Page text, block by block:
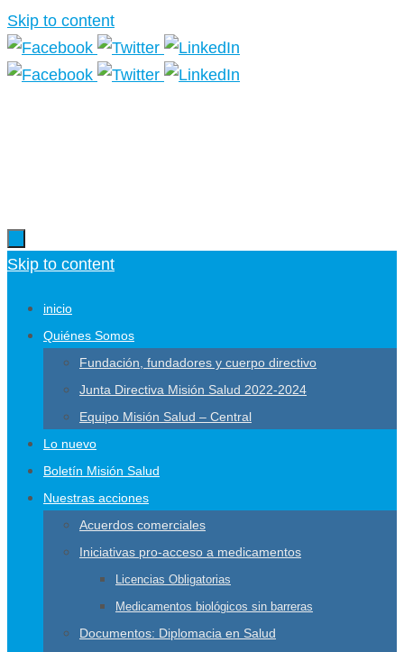
Skip to content
Skip to content
inicio
Quiénes Somos
Fundación, fundadores y cuerpo directivo
Junta Directiva Misión Salud 2022-2024
Equipo Misión Salud – Central
Lo nuevo
Boletín Misión Salud
Nuestras acciones
Acuerdos comerciales
Iniciativas pro-acceso a medicamentos
Licencias Obligatorias
Medicamentos biológicos sin barreras
Documentos: Diplomacia en Salud
Más información.